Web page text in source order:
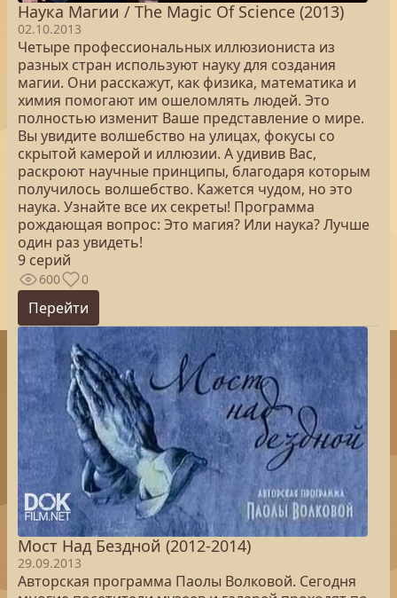
Наука Магии / The Magic Of Science (2013)
02.10.2013
Четыре профессиональных иллюзиониста из
разных стран используют науку для создания
магии. Они расскажут, как физика, математика и
химия помогают им ошеломлять людей. Это
полностью изменит Ваше представление о мире.
Вы увидите волшебство на улицах, фокусы со
скрытой камерой и иллюзии. А удивив Вас,
раскроют научные принципы, благодаря которым
получилось волшебство. Кажется чудом, но это
наука. Узнайте все их секреты! Программа
рождающая вопрос: Это магия? Или наука? Лучше
один раз увидеть!
9 серий
600 0
Перейти
Мост Над Бездной (2012-2014)
29.09.2013
Авторская программа Паолы Волковой. Сегодня